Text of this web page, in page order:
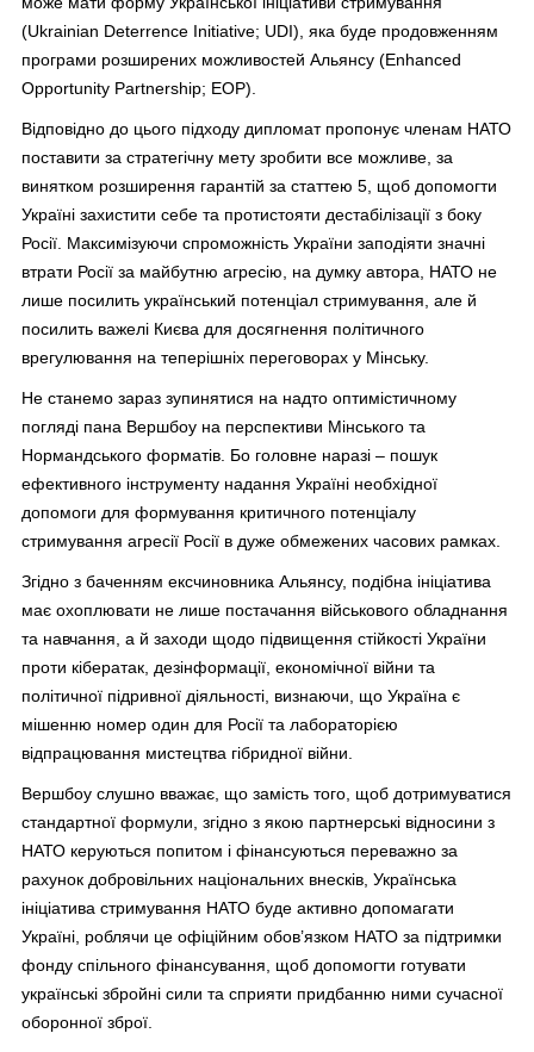
(Ukrainian Deterrence Initiative; UDI), яка буде продовженням
програми розширених можливостей Альянсу (Enhanced
Opportunity Partnership; EOP).
Відповідно до цього підходу дипломат пропонує членам НАТО
поставити за стратегічну мету зробити все можливе, за
винятком розширення гарантій за статтею 5, щоб допомогти
Україні захистити себе та протистояти дестабілізації з боку
Росії. Максимізуючи спроможність України заподіяти значні
втрати Росії за майбутню агресію, на думку автора, НАТО не
лише посилить український потенціал стримування, але й
посилить важелі Києва для досягнення політичного
врегулювання на теперішніх переговорах у Мінську.
Не станемо зараз зупинятися на надто оптимістичному
погляді пана Вершбоу на перспективи Мінського та
Нормандського форматів. Бо головне наразі – пошук
ефективного інструменту надання Україні необхідної
допомоги для формування критичного потенціалу
стримування агресії Росії в дуже обмежених часових рамках.
Згідно з баченням ексчиновника Альянсу, подібна ініціатива
має охоплювати не лише постачання військового обладнання
та навчання, а й заходи щодо підвищення стійкості України
проти кібератак, дезінформації, економічної війни та
політичної підривної діяльності, визнаючи, що Україна є
мішенню номер один для Росії та лабораторією
відпрацювання мистецтва гібридної війни.
Вершбоу слушно вважає, що замість того, щоб дотримуватися
стандартної формули, згідно з якою партнерські відносини з
НАТО керуються попитом і фінансуються переважно за
рахунок добровільних національних внесків, Українська
ініціатива стримування НАТО буде активно допомагати
Україні, роблячи це офіційним обов’язком НАТО за підтримки
фонду спільного фінансування, щоб допомогти готувати
українські збройні сили та сприяти придбанню ними сучасної
оборонної зброї.